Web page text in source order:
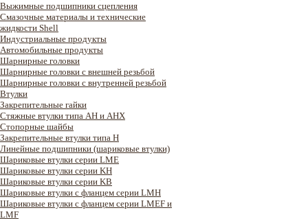
Выжимные подшипники сцепления
Смазочные материалы и технические
жидкости Shell
Индустриальные продукты
Автомобильные продукты
Шарнирные головки
Шарнирные головки с внешней резьбой
Шарнирные головки с внутренней резьбой
Втулки
Закрепительные гайки
Стяжные втулки типа AH и AHX
Стопорные шайбы
Закрепительные втулки типа H
Линейные подшипники (шариковые втулки)
Шариковые втулки серии LME
Шариковые втулки серии KH
Шариковые втулки серии KB
Шариковые втулки с фланцем серии LMH
Шариковые втулки с фланцем серии LMEF и
LMF